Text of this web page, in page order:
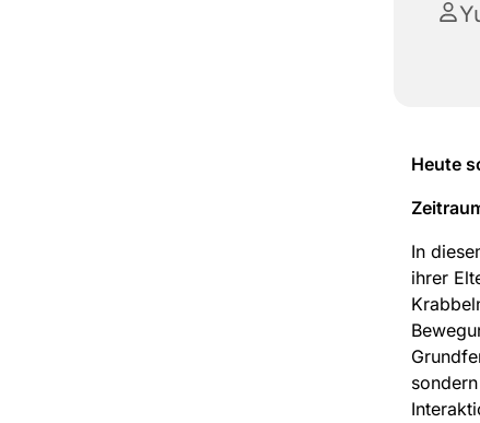
Heute
In
ihrer